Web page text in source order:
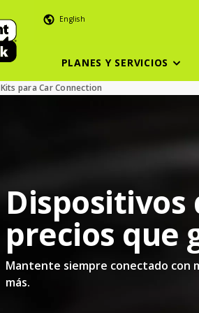
English
PLANES Y SERVICIOS
Kits para Car Connection
Dispositivos
precios que
Mantente siempre conectado con
más.